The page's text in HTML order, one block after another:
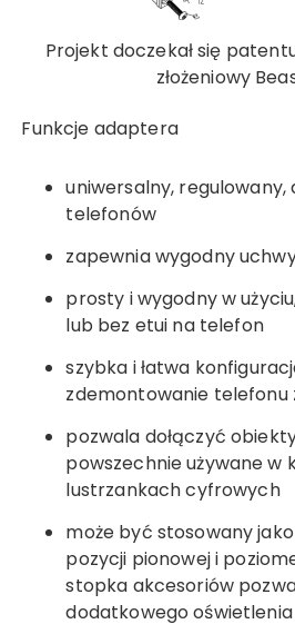
Projekt doczekał się
złożeniowy
Funkcje adaptera
uniwersalny, regulowany,
telefonów
zapewnia wygodny
prosty i wygodny w
lub bez etui na telefon
szybka i łatwa
zdemontowanie telefonu
pozwala dołączyć
powszechnie używane w
lustrzankach cyfrowych
może być stosowany
pozycji pionowej i
stopka akcesoriów
dodatkowego